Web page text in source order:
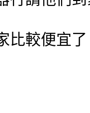
比較便宜了